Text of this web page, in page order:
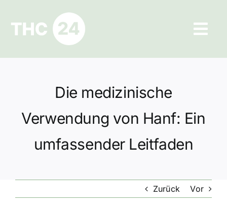
springen
Ratgeber
Hilfe und Kontakt
Datenschutz
Die medizinische
Verwendung von Hanf: Ein
umfassender Leitfaden
Zurück Vor